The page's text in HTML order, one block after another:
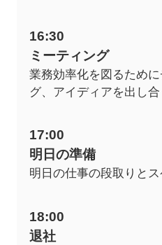
16:30
ミーティング
業務効率化を図るため
グ、アイディアを出し合
17:00
明日の準備
明日の仕事の段取りと
18:00
退社